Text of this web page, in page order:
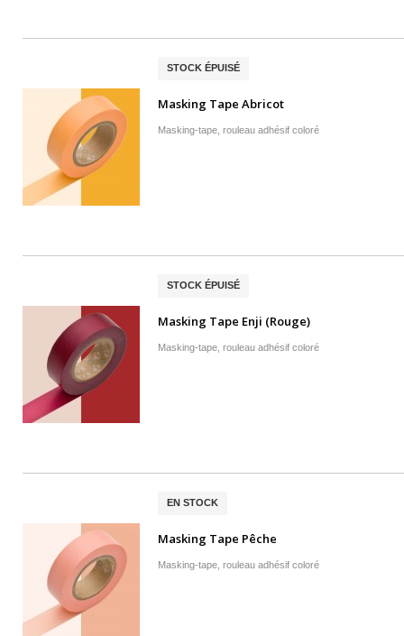
STOCK ÉPUISÉ
Masking Tape Abricot
Masking-tape, rouleau adhésif coloré
STOCK ÉPUISÉ
Masking Tape Enji (Rouge)
Masking-tape, rouleau adhésif coloré
EN STOCK
Masking Tape Pêche
Masking-tape, rouleau adhésif coloré